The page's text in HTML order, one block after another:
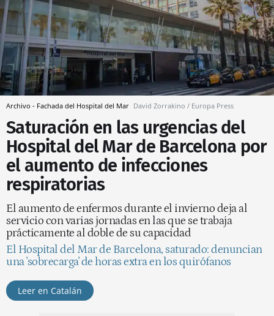
Archivo - Fachada del Hospital del Mar David Zorrakino / Europa Press
Saturación en las urgencias del
Hospital del Mar de Barcelona por
el aumento de infecciones
respiratorias
El aumento de enfermos durante el invierno deja al
servicio con varias jornadas en las que se trabaja
prácticamente al doble de su capacidad
El Hospital del Mar de Barcelona, saturado: denuncian
una 'sobrecarga' de horas extra en los quirófanos
Leer en Catalán